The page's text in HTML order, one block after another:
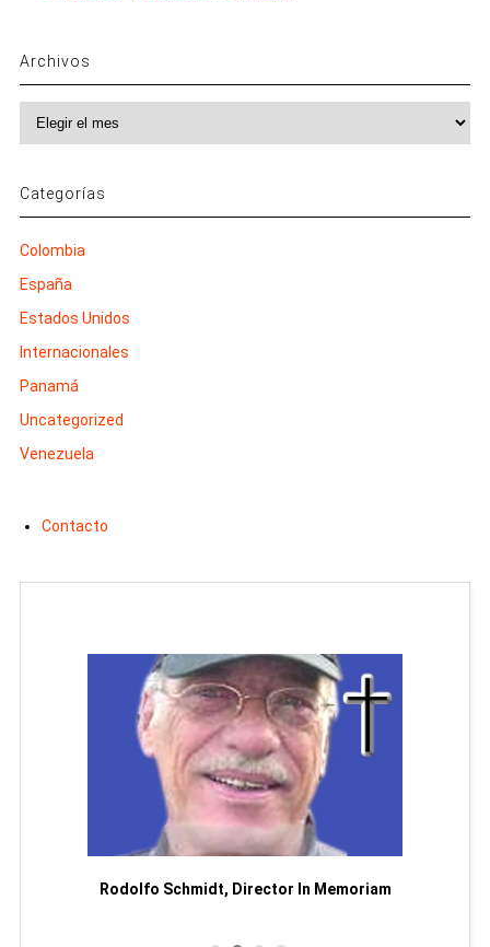
Archivos
Archivos
Categorías
Colombia
España
Estados Unidos
Internacionales
Panamá
Uncategorized
Venezuela
Contacto
Rodolfo Schmidt, Director In Memoriam